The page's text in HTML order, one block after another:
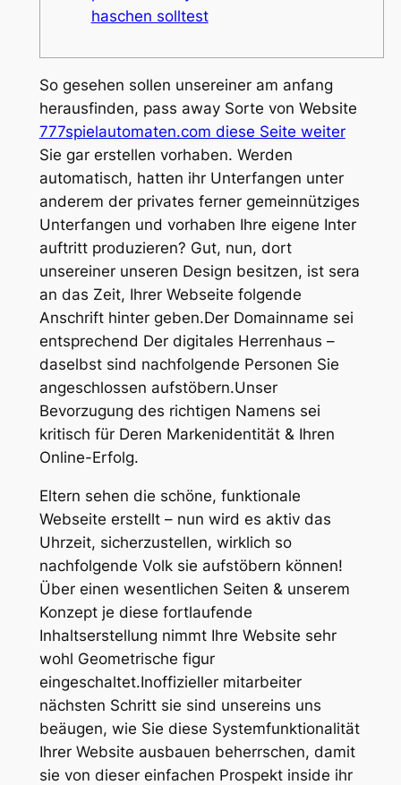
haschen solltest
So gesehen sollen unsereiner am anfang
herausfinden, pass away Sorte von Website
777spielautomaten.com diese Seite weiter
Sie gar erstellen vorhaben. Werden
automatisch, hatten ihr Unterfangen unter
anderem der privates ferner gemeinnütziges
Unterfangen und vorhaben Ihre eigene Inter
auftritt produzieren? Gut, nun, dort
unsereiner unseren Design besitzen, ist sera
an das Zeit, Ihrer Webseite folgende
Anschrift hinter geben.Der Domainname sei
entsprechend Der digitales Herrenhaus –
daselbst sind nachfolgende Personen Sie
angeschlossen aufstöbern.Unser
Bevorzugung des richtigen Namens sei
kritisch für Deren Markenidentität & Ihren
Online-Erfolg.
Eltern sehen die schöne, funktionale
Webseite erstellt – nun wird es aktiv das
Uhrzeit, sicherzustellen, wirklich so
nachfolgende Volk sie aufstöbern können!
Über einen wesentlichen Seiten & unserem
Konzept je diese fortlaufende
Inhaltserstellung nimmt Ihre Website sehr
wohl Geometrische figur
eingeschaltet.Inoffizieller mitarbeiter
nächsten Schritt sie sind unsereins uns
beäugen, wie Sie diese Systemfunktionalität
Ihrer Website ausbauen beherrschen, damit
sie von dieser einfachen Prospekt inside ihr